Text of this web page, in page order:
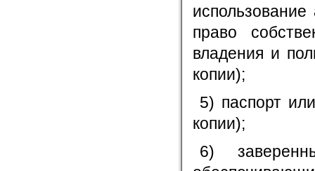
право
владения и
копии);
5) паспорт
копии);
6)